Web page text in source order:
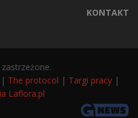
KONTAKT
| The protocol | Targi pracy |
Laflora.pl